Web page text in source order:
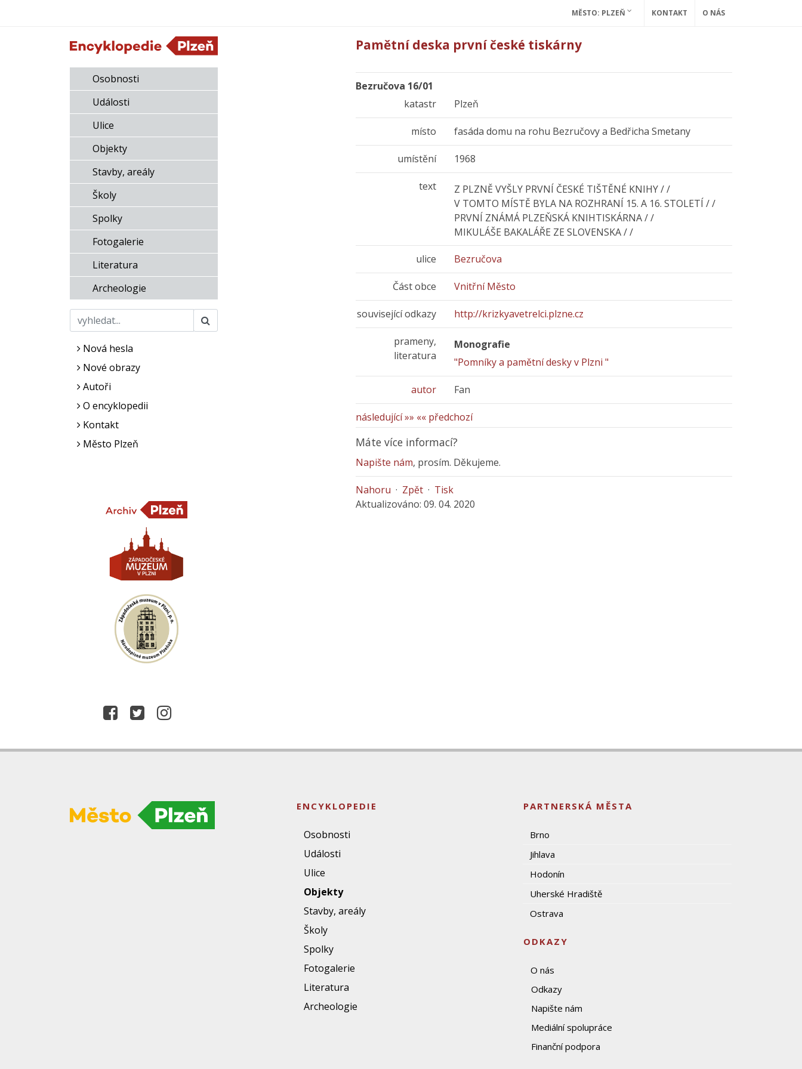
MĚSTO: PLZEŇ KONTAKT O NÁS
Osobnosti
Události
Ulice
Objekty
Stavby, areály
Školy
Spolky
Fotogalerie
Literatura
Archeologie
Nová hesla
Nové obrazy
Autoři
O encyklopedii
Kontakt
Město Plzeň
Pamětní deska první české tiskárny
Bezručova 16/01
katastr
Plzeň
místo fasáda domu na rohu Bezručovy a Bedřicha Smetany
umístění 1968
text
Z PLZNĚ VYŠLY PRVNÍ ČESKÉ TIŠTĚNÉ KNIHY / /
V TOMTO MÍSTĚ BYLA NA ROZHRANÍ 15. A 16. STOLETÍ / /
PRVNÍ ZNÁMÁ PLZEŇSKÁ KNIHTISKÁRNA / /
MIKULÁŠE BAKALÁŘE ZE SLOVENSKA / /
ulice Bezručova
Část obce Vnitřní Město
související odkazy http://krizkyavetrelci.plzne.cz
prameny,
literatura
Monografie
"Pomníky a pamětní desky v Plzni "
autor Fan
následující »» «« předchozí
Máte více informací?
Napište nám, prosím. Děkujeme.
Nahoru · Zpět · Tisk
Aktualizováno: 09. 04. 2020
ENCYKLOPEDIE
Osobnosti
Události
Ulice
Objekty
Stavby, areály
Školy
Spolky
Fotogalerie
Literatura
Archeologie
PARTNERSKÁ MĚSTA
Brno
Jihlava
Hodonín
Uherské Hradiště
Ostrava
ODKAZY
O nás
Odkazy
Napište nám
Mediální spolupráce
Finanční podpora